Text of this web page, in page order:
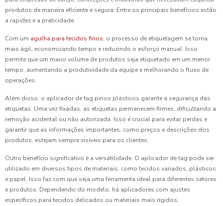
produtos de maneira eficiente e segura. Entre os principais benefícios estão
a rapidez e a praticidade.
Com um agulha para tecidos finos, o processo de etiquetagem se torna
mais ágil, economizando tempo e reduzindo o esforço manual. Isso
permite que um maior volume de produtos seja etiquetado em um menor
tempo, aumentando a produtividade da equipe e melhorando o fluxo de
operações.
Além disso, o aplicador de tag pinos plásticos garante a segurança das
etiquetas. Uma vez fixadas, as etiquetas permanecem firmes, dificultando a
remoção acidental ou não autorizada. Isso é crucial para evitar perdas e
garantir que as informações importantes, como preços e descrições dos
produtos, estejam sempre visíveis para os clientes.
Outro benefício significativo é a versatilidade. O aplicador de tag pode ser
utilizado em diversos tipos de materiais, como tecidos variados, plásticos
e papel. Isso faz com que seja uma ferramenta ideal para diferentes setores
e produtos. Dependendo do modelo, há aplicadores com ajustes
específicos para tecidos delicados ou materiais mais rígidos,